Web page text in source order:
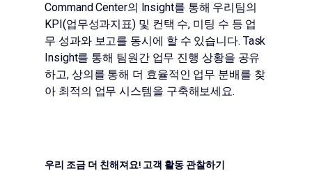
Command Center의 Insight를 통해 우리팀의
KPI(업무성과지표) 및 컨택 수, 미팅 수 등 업
무 성과와 보고를 동시에 할 수 있습니다. Task
Insight를 통해 팀원간 업무 진행 상황을 공유
하고, 상의를 통해 더 효율적인 업무 분배를 찾
아 최적의 업무 시스템을 구축해보세요.
우리 조금 더 친해져요! 고객 활동 관찰하기